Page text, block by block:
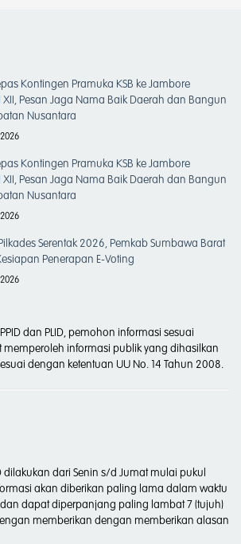
Kontingen Pramuka KSB ke Jambore
XII, Pesan Jaga Nama Baik Daerah dan Bangun
Nusantara
Kontingen Pramuka KSB ke Jambore
XII, Pesan Jaga Nama Baik Daerah dan Bangun
Nusantara
Serentak 2026, Pemkab Sumbawa Barat
Penerapan E-Voting
dan PLID, pemohon informasi sesuai
informasi publik yang dihasilkan
dengan ketentuan UU No. 14 Tahun 2008.
dilakukan dari Senin s/d Jumat mulai pukul
akan diberikan paling lama dalam waktu
dan dapat diperpanjang paling lambat 7 (tujuh)
memberikan dengan memberikan alasan